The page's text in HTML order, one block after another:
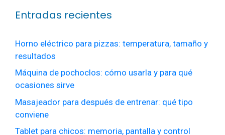
Entradas recientes
Horno eléctrico para pizzas: temperatura, tamaño y
resultados
Máquina de pochoclos: cómo usarla y para qué
ocasiones sirve
Masajeador para después de entrenar: qué tipo
conviene
Tablet para chicos: memoria, pantalla y control